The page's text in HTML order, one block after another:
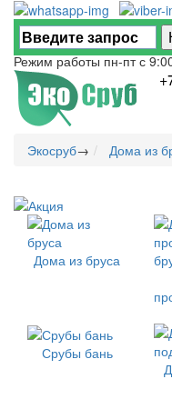
Режим работы пн-пт с
Экосруб→ Дома из
Дома из бруса
Срубы бань